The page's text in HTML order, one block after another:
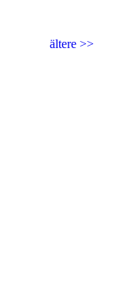
ältere >>